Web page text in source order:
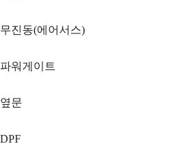
무진동(에어서스)
파워게이트
옆문
DPF